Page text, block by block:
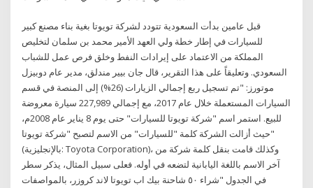
قبل عامين بدأت السعودية تتودد لشركة تويوتا بغية بناء مصنع كبير
للسيارات في إطار خطة ولي العهد الأمير محمد بن سلمان لتخليص
المملكة من الاعتماد على إيرادات النفط وخلق فرص عمل للشباب
السعودي. وتعليقاً على هذا التقرير، قال جان بيير مندلق، مدير عام دوبيزل
موتورز: "تم تسجيل ربع إجمالي الزيارات (26%) إلى المنصة في قسم
السيارات المستعملة خلال عام 2017، مع إجمالي 227,989 سيارة معروضة
للبيع. استمر اسم "شركة تويوتا للسيارات" حتى يوم 8 يناير عام 2008م،
حيث أزالت الشركة كلمة "للسيارات" من الاسم لتصبح "شركة تويوتا"
(بالإنجليزية: Toyota Corporation)، وكذلك قامت بنقل كلمة شركة من
آخر الاسم باللغة اليابانية لتضعه في أوله. فعلى سبيل المثال، يذكر سطر
في الجدول "شراء ٥٠ شاحنة بيك اب تويوتا لاند كروزر، بالمواصفات